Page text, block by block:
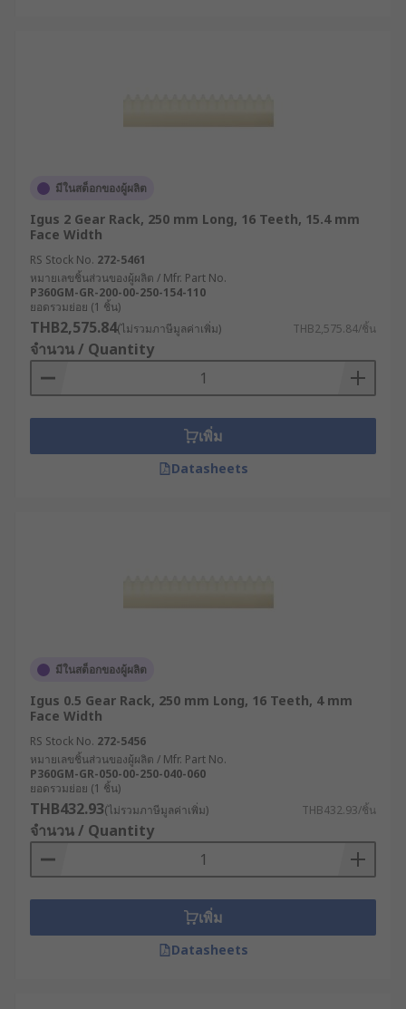
มีในสต็อกของผู้ผลิต
Igus 2 Gear Rack, 250 mm Long, 16 Teeth, 15.4 mm
Face Width
RS Stock No. 272-5461
หมายเลขชิ้นส่วนของผู้ผลิต / Mfr. Part No.
P360GM-GR-200-00-250-154-110
ยอดรวมย่อย (1 ชิ้น)
THB2,575.84(ไม่รวมภาษีมูลค่าเพิ่ม) THB2,575.84/ชิ้น
จำนวน / Quantity
เพิ่ม
Datasheets
มีในสต็อกของผู้ผลิต
Igus 0.5 Gear Rack, 250 mm Long, 16 Teeth, 4 mm
Face Width
RS Stock No. 272-5456
หมายเลขชิ้นส่วนของผู้ผลิต / Mfr. Part No.
P360GM-GR-050-00-250-040-060
ยอดรวมย่อย (1 ชิ้น)
THB432.93(ไม่รวมภาษีมูลค่าเพิ่ม) THB432.93/ชิ้น
จำนวน / Quantity
เพิ่ม
Datasheets